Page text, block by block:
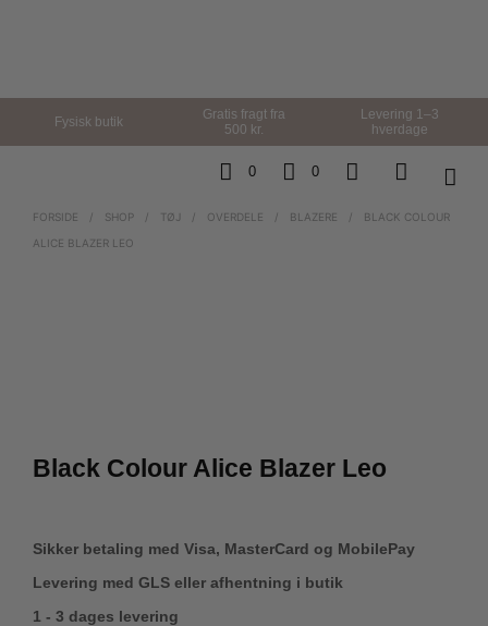
Fysisk butik
Gratis fragt fra
500 kr.
Levering 1–3
hverdage
0 0
FORSIDE / SHOP / TØJ / OVERDELE / BLAZERE /
BLACK COLOUR
ALICE BLAZER LEO
Black Colour Alice Blazer Leo
Sikker betaling med Visa, MasterCard og MobilePay
Levering med GLS eller afhentning i butik
1 - 3 dages levering